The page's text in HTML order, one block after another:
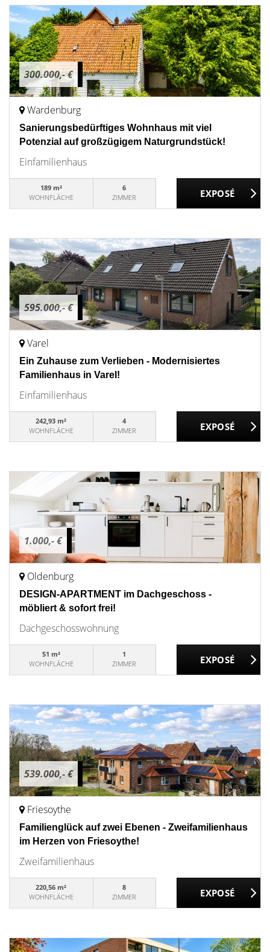
300.000,- €
Wardenburg
Sanierungsbedürftiges Wohnhaus mit viel
Potenzial auf großzügigem Naturgrundstück!
Einfamilienhaus
189 m²
WOHNFLÄCHE
6
ZIMMER
595.000,- €
Varel
Ein Zuhause zum Verlieben - Modernisiertes
Familienhaus in Varel!
Einfamilienhaus
242,93 m²
WOHNFLÄCHE
4
ZIMMER
1.000,- €
Oldenburg
DESIGN-APARTMENT im Dachgeschoss -
möbliert & sofort frei!
Dachgeschosswohnung
51 m²
WOHNFLÄCHE
1
ZIMMER
539.000,- €
Friesoythe
Familienglück auf zwei Ebenen - Zweifamilienhaus
im Herzen von Friesoythe!
Zweifamilienhaus
220,56 m²
WOHNFLÄCHE
8
ZIMMER